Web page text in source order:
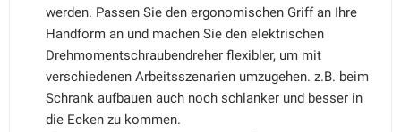
werden. Passen Sie den ergonomischen Griff an Ihre
Handform an und machen Sie den elektrischen
Drehmomentschraubendreher flexibler, um mit
verschiedenen Arbeitsszenarien umzugehen. z.B. beim
Schrank aufbauen auch noch schlanker und besser in
die Ecken zu kommen.